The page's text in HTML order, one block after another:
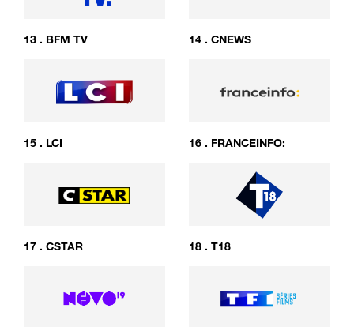
13 . BFM TV 14 . CNEWS
15 . LCI 16 . FRANCEINFO:
17 . CSTAR 18 . T18